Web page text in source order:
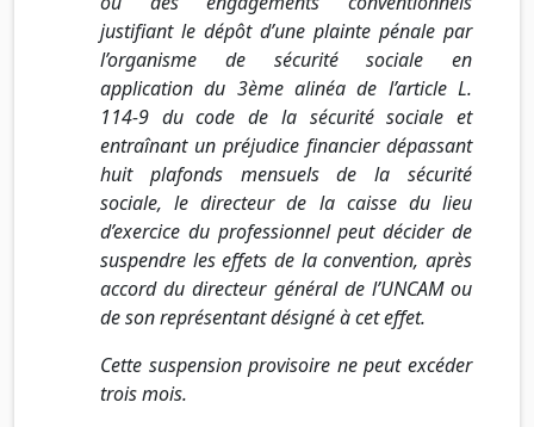
justifiant le dépôt d’une plainte pénale par
l’organisme de sécurité sociale en
application du 3ème alinéa de l’article L.
114-9 du code de la sécurité sociale et
entraînant un préjudice financier dépassant
huit plafonds mensuels de la sécurité
sociale, le directeur de la caisse du lieu
d’exercice du professionnel peut décider de
suspendre les effets de la convention, après
accord du directeur général de l’UNCAM ou
de son représentant désigné à cet effet.
Cette suspension provisoire ne peut excéder
trois mois.